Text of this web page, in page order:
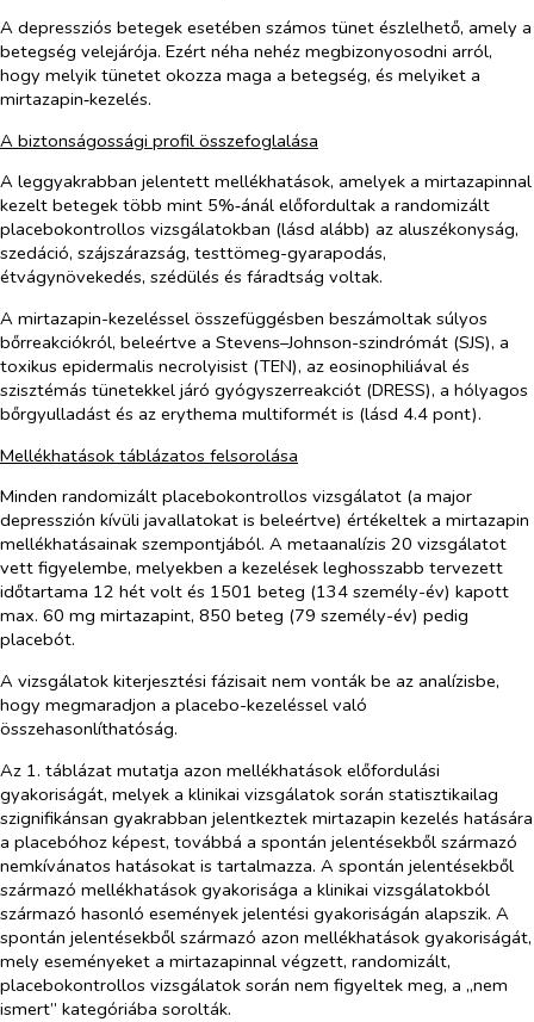
A depressziós betegek esetében számos tünet észlelhető, amely a
betegség velejárója. Ezért néha nehéz megbizonyosodni arról,
hogy melyik tünetet okozza maga a betegség, és melyiket a
mirtazapin‑kezelés.
A biztonságossági profil összefoglalása
A leggyakrabban jelentett mellékhatások, amelyek a mirtazapinnal
kezelt betegek több mint 5%‑ánál előfordultak a randomizált
placebokontrollos vizsgálatokban (lásd alább) az aluszékonyság,
szedáció, szájszárazság, testtömeg-gyarapodás,
étvágynövekedés, szédülés és fáradtság voltak.
A mirtazapin-kezeléssel összefüggésben beszámoltak súlyos
bőrreakciókról, beleértve a Stevens–Johnson-szindrómát (SJS), a
toxikus epidermalis necrolyisist (TEN), az eosinophiliával és
szisztémás tünetekkel járó gyógyszerreakciót (DRESS), a hólyagos
bőrgyulladást és az erythema multiformét is (lásd 4.4 pont).
Mellékhatások táblázatos felsorolása
Minden randomizált placebokontrollos vizsgálatot (a major
depresszión kívüli javallatokat is beleértve) értékeltek a mirtazapin
mellékhatásainak szempontjából. A metaanalízis 20 vizsgálatot
vett figyelembe, melyekben a kezelések leghosszabb tervezett
időtartama 12 hét volt és 1501 beteg (134 személy-év) kapott
max. 60 mg mirtazapint, 850 beteg (79 személy-év) pedig
placebót.
A vizsgálatok kiterjesztési fázisait nem vonták be az analízisbe,
hogy megmaradjon a placebo-kezeléssel való
összehasonlíthatóság.
Az 1. táblázat mutatja azon mellékhatások előfordulási
gyakoriságát, melyek a klinikai vizsgálatok során statisztikailag
szignifikánsan gyakrabban jelentkeztek mirtazapin kezelés hatására
a placebóhoz képest, továbbá a spontán jelentésekből származó
nemkívánatos hatásokat is tartalmazza. A spontán jelentésekből
származó mellékhatások gyakorisága a klinikai vizsgálatokból
származó hasonló események jelentési gyakoriságán alapszik. A
spontán jelentésekből származó azon mellékhatások gyakoriságát,
mely eseményeket a mirtazapinnal végzett, randomizált,
placebokontrollos vizsgálatok során nem figyeltek meg, a „nem
ismert” kategóriába sorolták.